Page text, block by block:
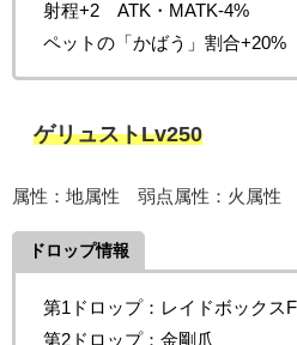
射程+2 ATK・MATK-4%
ペットの「かばう」割合+20%
ゲリュストLv250
属性：地属性 弱点属性：火属性
ドロップ情報
第1ドロップ：レイドボックスF
第2ドロップ：金剛爪